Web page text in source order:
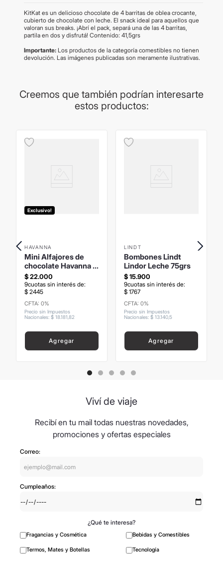
KitKat es un delicioso chocolate de 4 barritas de oblea crocante,
cubierto de chocolate con leche. El snack ideal para aquellos que
valoran sus breaks. ¡Abrí el pack, separá una de las 4 barritas,
partila en dos y disfrutá! Contenido: 41,5grs
Importante: Los productos de la categoría comestibles no tienen
devolución. Las imágenes publicadas son meramente ilustrativas.
Creemos que también podrían interesarte
estos productos:
Exclusivo!
HAVANNA
Mini Alfajores de
chocolate Havanna x
LEO Messi
$22.000
9cuotas sin interés de:
$ 2445
CFTA: 0%
Precio sin Impuestos
Nacionales: $ 18181 82
Agregar
LINDT
Bombones Lindt
Lindor Leche 75grs
$15.900
9cuotas sin interés de:
$ 1767
CFTA: 0%
Precio sin Impuestos
Nacionales: $ 131405
Agregar
Viví de viaje
Recibí en tu mail todas nuestras novedades,
promociones y ofertas especiales
Correo:
Cumpleaños:
¿Qué te interesa?
Fragancias y Cosmética Bebidas y Comestibles
Termos, Mates y Botellas Tecnología